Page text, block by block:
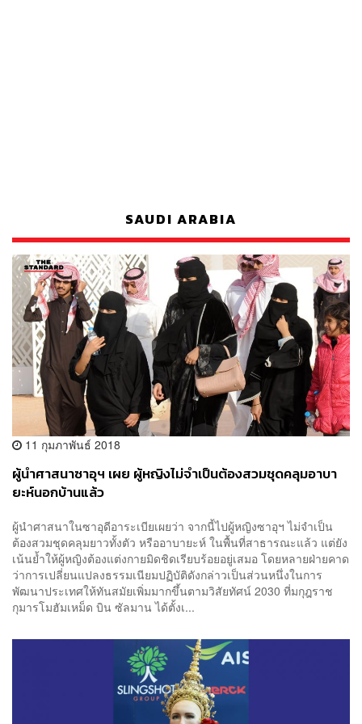
SAUDI ARABIA
11 กุมภาพันธ์ 2018
ผู้นำศาสนาซาอุฯ เผย ผู้หญิงไม่จำเป็นต้องสวมชุดคลุมอาบา
ยะห์นอกบ้านแล้ว
ผู้นำศาสนาในซาอุดีอาระเบียเผยว่า จากนี้ไปผู้หญิงซาอุฯ ไม่จำเป็น
ต้องสวมชุดคลุมยาวทั้งตัว หรืออาบายะห์ ในพื้นที่สาธารณะแล้ว แต่ยัง
เน้นย้ำให้ผู้หญิงต้องแต่งกายมิดชิดเรียบร้อยอยู่เสมอ โดยหลายฝ่ายคาด
ว่าการเปลี่ยนแปลงธรรมเนียมปฏิบัติดังกล่าวเป็นส่วนหนึ่งในการ
พัฒนาประเทศให้ทันสมัยเพิ่มมากขึ้นตามวิสัยทัศน์ 2030 ที่มกุฎราช
กุมารโมฮัมเหม็ด บิน ซัลมาน ได้ตั้งเ...